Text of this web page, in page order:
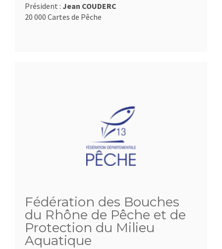
Président : Jean COUDERC
20 000 Cartes de Pêche
Fédération des Bouches
du Rhône de Pêche et de
Protection du Milieu
Aquatique